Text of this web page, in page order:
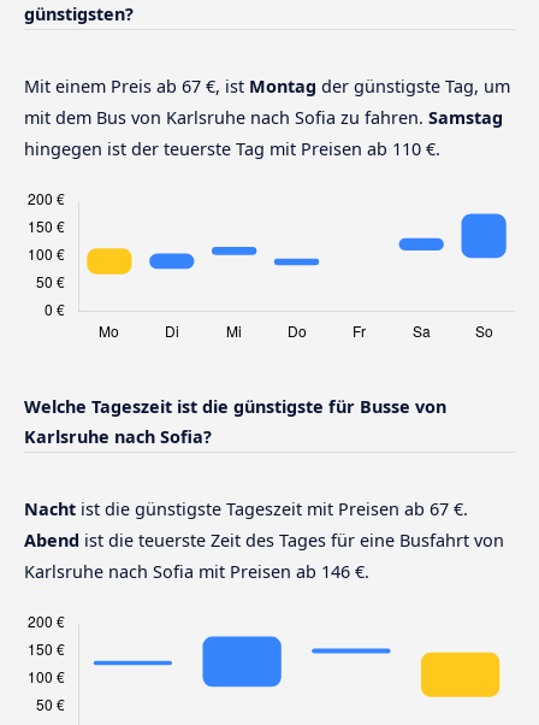
günstigsten?
Mit einem Preis ab 67 €, ist Montag der günstigste Tag, um
mit dem Bus von Karlsruhe nach Sofia zu fahren. Samstag
hingegen ist der teuerste Tag mit Preisen ab 110 €.
Welche Tageszeit ist die günstigste für Busse von
Karlsruhe nach Sofia?
Nacht ist die günstigste Tageszeit mit Preisen ab 67 €.
Abend ist die teuerste Zeit des Tages für eine Busfahrt von
Karlsruhe nach Sofia mit Preisen ab 146 €.